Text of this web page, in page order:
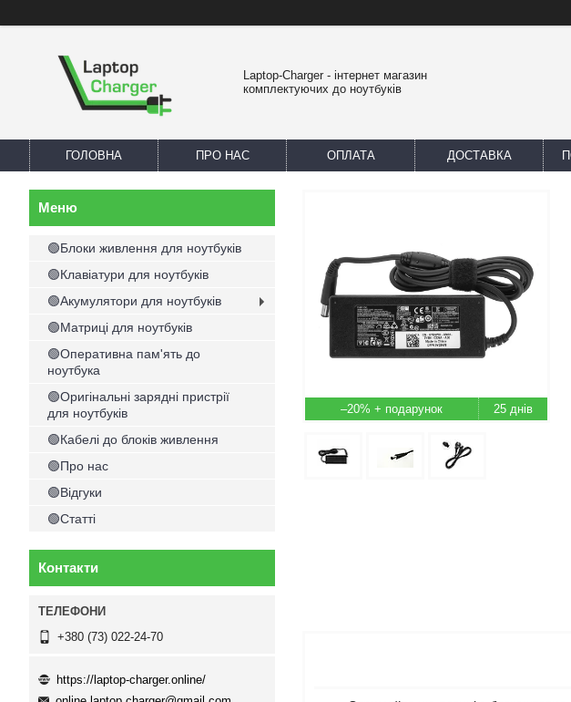
Laptop-Charger - інтернет магазин
комплектуючих до ноутбуків
ГОЛОВНА ПРО НАС ОПЛАТА ДОСТАВКА
–20% 25 днів
🟢Блоки живлення для ноутбуків
🟢Клавіатури для ноутбуків
🟢Акумулятори для ноутбуків
🟢Матриці для ноутбуків
🟢Оперативна пам'ять до
ноутбука
🟢Оригінальні зарядні пристрії
для ноутбуків
🟢Кабелі до блоків живлення
🟢Про нас
🟢Відгуки
🟢Статті
Контакти
+380 (73) 022-24-70
https://laptop-charger.online/